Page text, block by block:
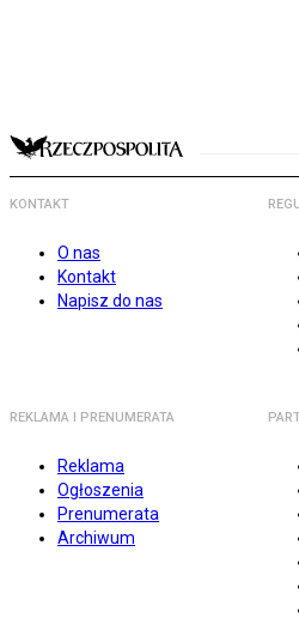
KONTAKT
O nas
Kontakt
Napisz do nas
REKLAMA I PRENUMERATA
Reklama
Ogłoszenia
Prenumerata
Archiwum